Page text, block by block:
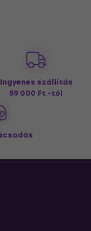
Ingyenes szállítás
59 000 Ft -tól